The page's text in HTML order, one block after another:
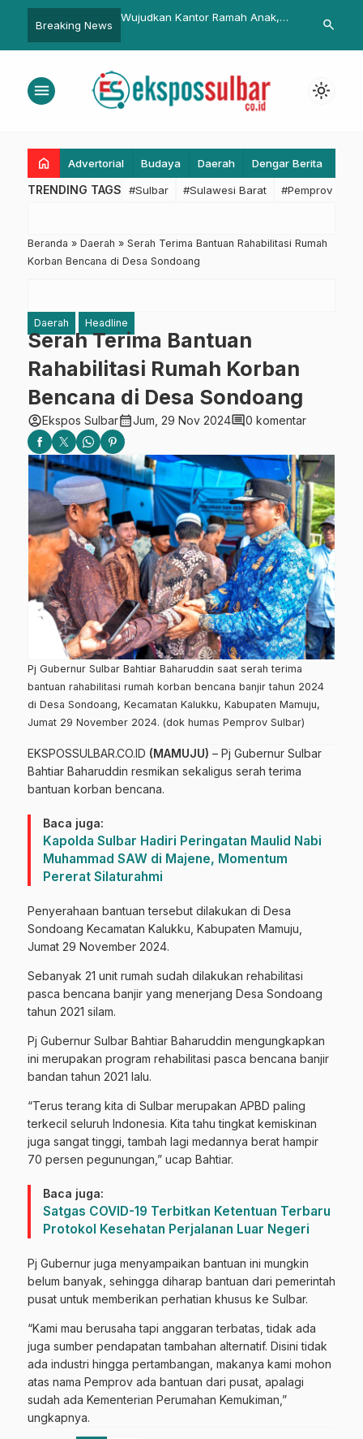
Breaking News
Harsinah Suhardi
Bermain di BKD
Kejar Target ‘Sulbar Digital’, Kadis
Transformasi di Hadapan Juri
Pemprov
Subsidi,
search
menu light_mode
home Advertorial Budaya Daerah Dengar Berita
TRENDING TAGS #Sulbar #Sulawesi Barat #Pemprov
Beranda » Daerah » Serah Terima Bantuan Rahabilitasi Rumah
Korban Bencana di Desa Sondoang
Daerah Headline
Serah Terima Bantuan
Rahabilitasi Rumah Korban
Bencana di Desa Sondoang
account_circleEkspos Sulbarcalendar_monthJum, 29 Nov 2024comment0 komentar
Pj Gubernur Sulbar Bahtiar Baharuddin saat serah terima
bantuan rahabilitasi rumah korban bencana banjir tahun 2024
di Desa Sondoang, Kecamatan Kalukku, Kabupaten Mamuju,
Jumat 29 November 2024. (dok humas Pemprov Sulbar)
EKSPOSSULBAR.CO.ID (MAMUJU) – Pj Gubernur Sulbar
Bahtiar Baharuddin resmikan sekaligus serah terima
bantuan korban bencana.
Baca juga:
Kapolda Sulbar Hadiri Peringatan Maulid Nabi
Muhammad SAW di Majene, Momentum
Pererat Silaturahmi
Penyerahaan bantuan tersebut dilakukan di Desa
Sondoang Kecamatan Kalukku, Kabupaten Mamuju,
Jumat 29 November 2024.
Sebanyak 21 unit rumah sudah dilakukan rehabilitasi
pasca bencana banjir yang menerjang Desa Sondoang
tahun 2021 silam.
Pj Gubernur Sulbar Bahtiar Baharuddin mengungkapkan
ini merupakan program rehabilitasi pasca bencana banjir
bandan tahun 2021 lalu.
“Terus terang kita di Sulbar merupakan APBD paling
terkecil seluruh Indonesia. Kita tahu tingkat kemiskinan
juga sangat tinggi, tambah lagi medannya berat hampir
70 persen pegunungan,” ucap Bahtiar.
Baca juga:
Satgas COVID-19 Terbitkan Ketentuan Terbaru
Protokol Kesehatan Perjalanan Luar Negeri
Pj Gubernur juga menyampaikan bantuan ini mungkin
belum banyak, sehingga diharap bantuan dari pemerintah
pusat untuk memberikan perhatian khusus ke Sulbar.
“Kami mau berusaha tapi anggaran terbatas, tidak ada
juga sumber pendapatan tambahan alternatif. Disini tidak
ada industri hingga pertambangan, makanya kami mohon
atas nama Pemprov ada bantuan dari pusat, apalagi
sudah ada Kementerian Perumahan Kemukiman,”
ungkapnya.